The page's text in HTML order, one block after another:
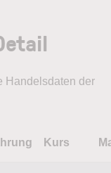
Handelsdaten der
Kurs